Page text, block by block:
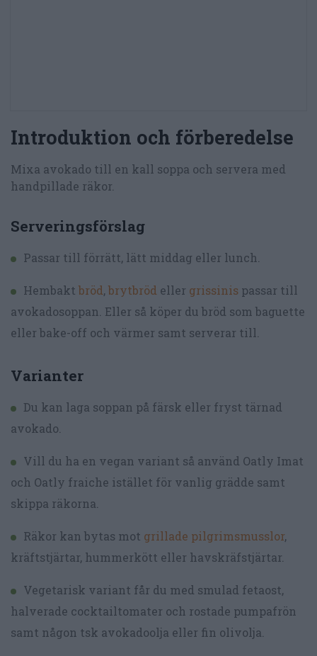
Introduktion och förberedelse
Mixa avokado till en kall soppa och servera med
handpillade räkor.
Serveringsförslag
Passar till förrätt, lätt middag eller lunch.
Hembakt bröd, brytbröd eller grissinis passar till
avokadosoppan. Eller så köper du bröd som baguette
eller bake-off och värmer samt serverar till.
Varianter
Du kan laga soppan på färsk eller fryst tärnad
avokado.
Vill du ha en vegan variant så använd Oatly Imat
och Oatly fraiche istället för vanlig grädde samt
skippa räkorna.
Räkor kan bytas mot grillade pilgrimsmusslor,
kräftstjärtar, hummerkött eller havskräfstjärtar.
Vegetarisk variant får du med smulad fetaost,
halverade cocktailtomater och rostade pumpafrön
samt någon tsk avokadoolja eller fin olivolja.